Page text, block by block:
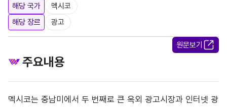
해당 국가
멕시코
해당 장르
광고
원문보기
주요내용
멕시코는 중남미에서 두 번째로 큰 옥외 광고시장과 인터넷 광